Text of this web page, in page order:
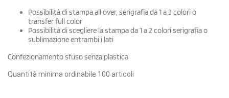
Possibilità di stampa all over, serigrafia da 1 a 3 colori o
transfer full color
Possibilità di scegliere la stampa da 1 a 2 colori serigrafia o
sublimazione entrambi i lati
Confezionamento sfuso senza plastica
Quantità minima ordinabile 100 articoli